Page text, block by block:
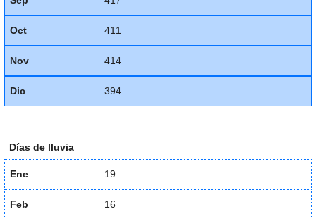
Oct 411
Nov 414
Dic 394
Días de lluvia
Ene 19
Feb 16